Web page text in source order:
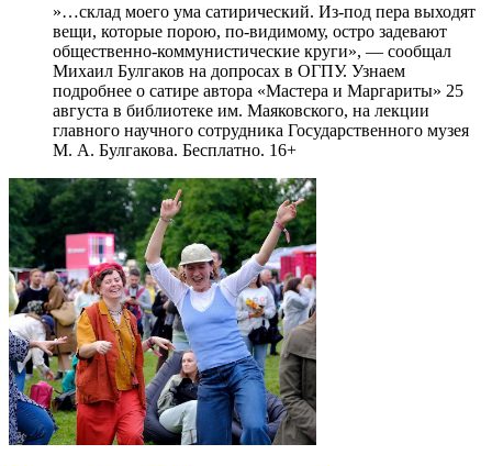
»…склад моего ума сатирический. Из-под пера выходят
вещи, которые порою, по-видимому, остро задевают
общественно-коммунистические круги», — сообщал
Михаил Булгаков на допросах в ОГПУ. Узнаем
подробнее о сатире автора «Мастера и Маргариты» 25
августа в библиотеке им. Маяковского, на лекции
главного научного сотрудника Государственного музея
М. А. Булгакова. Бесплатно. 16+